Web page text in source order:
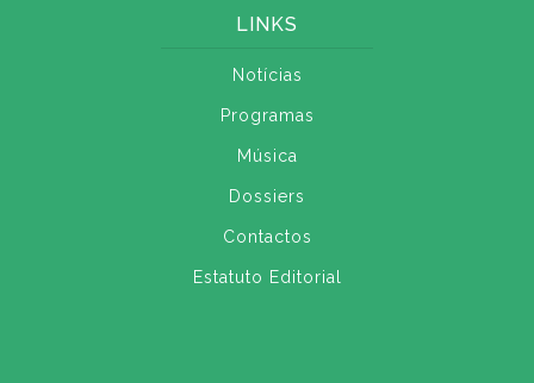
LINKS
Notícias
Programas
Música
Dossiers
Contactos
Estatuto Editorial